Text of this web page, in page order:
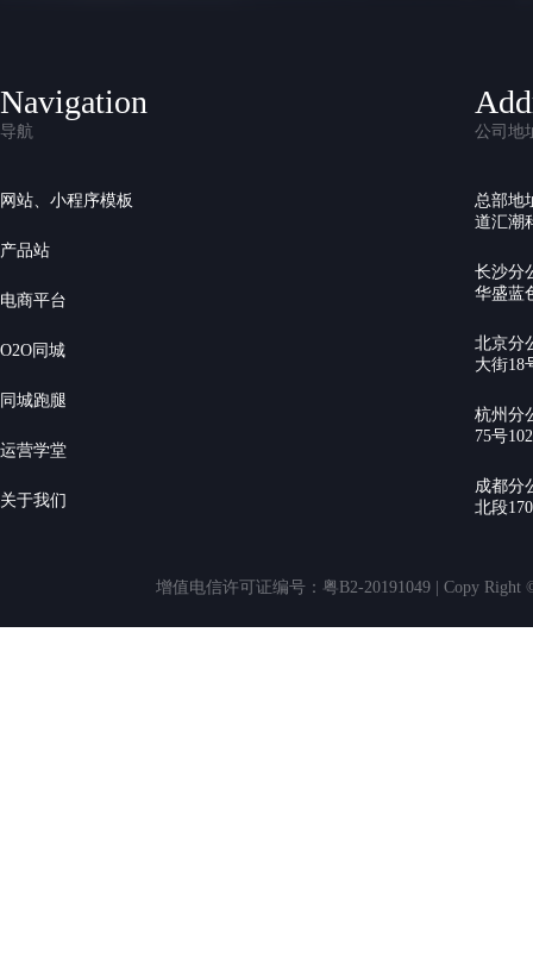
Navigation
导航
网站、小程序模板
产品站
电商平台
O2O同城
同城跑腿
运营学堂
关于我们
公司地
总部地
道汇潮
长沙分
华盛蓝
北京分
大街18
杭州分
75号
成都分
北段
增值电信许可证编号：粤B2-20191049 | Copy